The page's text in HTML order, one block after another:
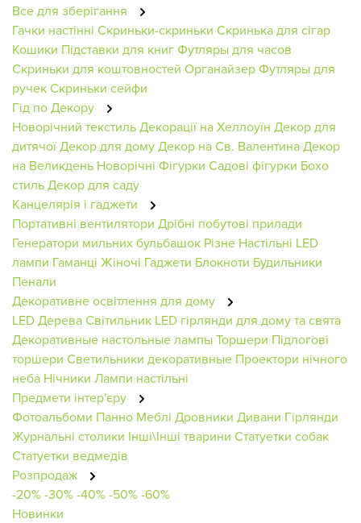
Все для зберігання
Гачки настінні Скриньки-скриньки Скринька для сігар
Кошики Підставки для книгФутляры для часов
Скриньки для коштовностей ОрганайзерФутляры для
ручекСкриньки сейфи
Гід по Декору
Новорічний текстильДекорації на Хеллоуїн Декор для
дитячоїДекор для домуДекор на Св. ВалентинаДекор
на Великдень Новорічні Фігурки Садові фігурки Бохо
стильДекор для саду
Канцелярія і гаджети
Портативні вентилятори Дрібні побутові прилади
Генератори мильних бульбашок Різне Настільні LED
лампи Гаманці Жіночі Гаджети Блокноти Будильники
Пенали
Декоративне освітлення для дому
LED ДереваСвітильник LED гірлянди для дому та свята
Декоративные настольные лампыТоршери Підлогові
торшери Светильники декоративные Проектори нічного
неба Нічники Лампи настільні
Предмети інтер'єру
Фотоальбоми Панно Меблі Дровники Дивани Гірлянди
Журнальні столики Інші\Інші тварини Статуетки собак
Статуетки ведмедів
Розпродаж
-20%-30%-40%-50%-60%
Новинки